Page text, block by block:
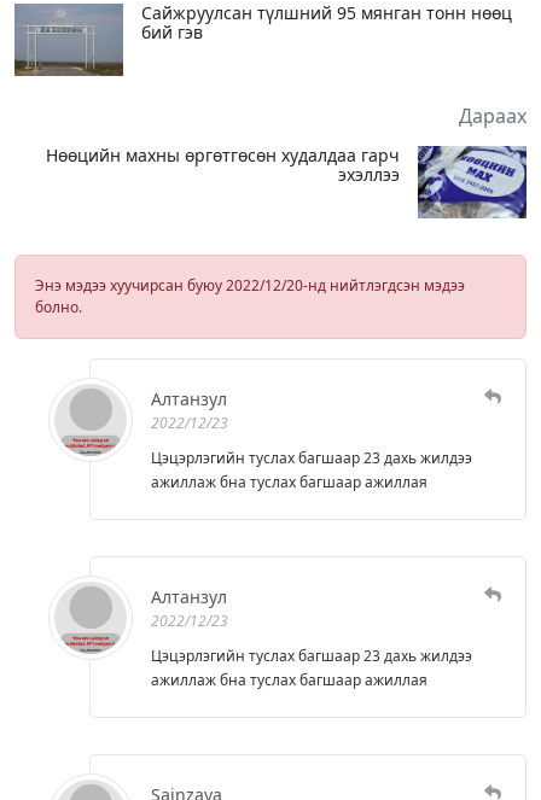
Сайжруулсан түлшний 95 мянган тонн нөөц
бий гэв
Дараах
Нөөцийн махны өргөтгөсөн худалдаа гарч
эхэллээ
Энэ мэдээ хуучирсан буюу 2022/12/20-нд нийтлэгдсэн мэдээ
болно.
Алтанзул
2022/12/23
Цэцэрлэгийн туслах багшаар 23 дахь жилдээ
ажиллаж бна туслах багшаар ажиллая
Алтанзул
2022/12/23
Цэцэрлэгийн туслах багшаар 23 дахь жилдээ
ажиллаж бна туслах багшаар ажиллая
Sainzaya